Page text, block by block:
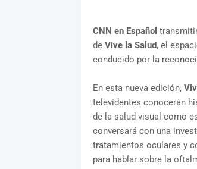
CNN en Español
de Vive la Salud, el
conducido por la
En esta nueva edición,
televidentes conocerán
de la salud visual como
conversará con una
tratamientos oculares y
para hablar sobre la